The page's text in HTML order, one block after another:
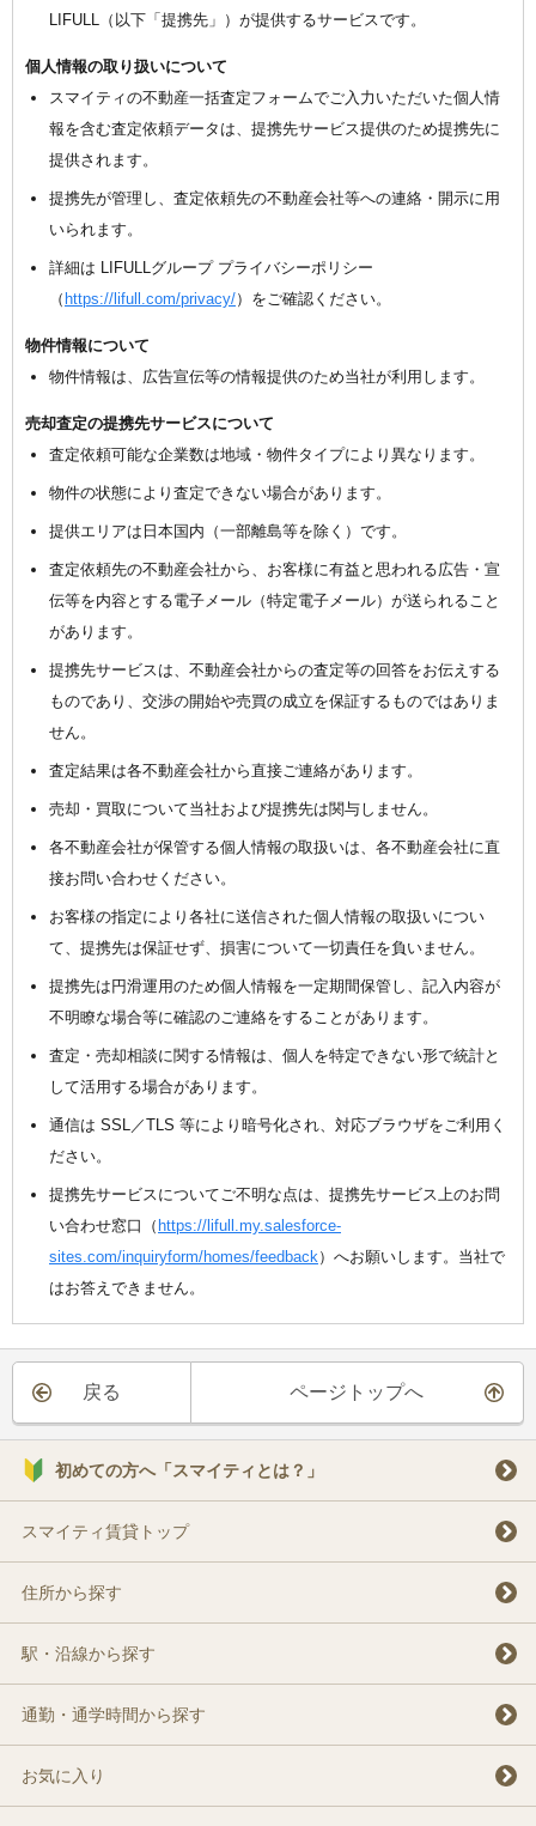
LIFULL（以下「提携先」）が提供するサービスです。
個人情報の取り扱いについて
スマイティの不動産一括査定フォームでご入力いただいた個人情
報を含む査定依頼データは、提携先サービス提供のため提携先に
提供されます。
提携先が管理し、査定依頼先の不動産会社等への連絡・開示に用
いられます。
詳細は LIFULLグループ プライバシーポリシー
（ https://lifull.com/privacy/）をご確認ください。
物件情報について
物件情報は、広告宣伝等の情報提供のため当社が利用します。
売却査定の提携先サービスについて
査定依頼可能な企業数は地域・物件タイプにより異なります。
物件の状態により査定できない場合があります。
提供エリアは日本国内（一部離島等を除く）です。
査定依頼先の不動産会社から、お客様に有益と思われる広告・宣
伝等を内容とする電子メール（特定電子メール）が送られること
があります。
提携先サービスは、不動産会社からの査定等の回答をお伝えする
ものであり、交渉の開始や売買の成立を保証するものではありま
せん。
査定結果は各不動産会社から直接ご連絡があります。
売却・買取について当社および提携先は関与しません。
各不動産会社が保管する個人情報の取扱いは、各不動産会社に直
接お問い合わせください。
お客様の指定により各社に送信された個人情報の取扱いについ
て、提携先は保証せず、損害について一切責任を負いません。
提携先は円滑運用のため個人情報を一定期間保管し、記入内容が
不明瞭な場合等に確認のご連絡をすることがあります。
査定・売却相談に関する情報は、個人を特定できない形で統計と
して活用する場合があります。
通信は SSL／TLS 等により暗号化され、対応ブラウザをご利用く
ださい。
提携先サービスについてご不明な点は、提携先サービス上のお問
い合わせ窓口（ https://lifull.my.salesforce-
sites.com/inquiryform/homes/feedback ）へお願いします。当社で
はお答えできません。
戻る ページトップへ
初めての方へ「スマイティとは？」
スマイティ賃貸トップ
住所から探す
駅・沿線から探す
通勤・通学時間から探す
お気に入り